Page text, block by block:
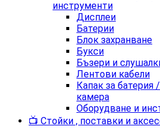
инструменти
Дисплеи
Батерии
Блок захранване
Букси
Бъзери и
Лентови кабели
Капак за батерия
камера
Оборудване и
📺 Стойки , поставки и